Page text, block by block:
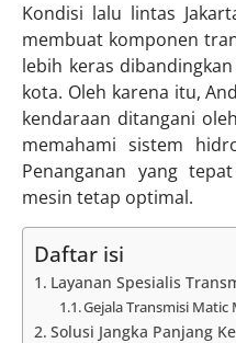
Kondisi lalu lintas
membuat komponen
lebih keras
kota. Oleh karena itu,
kendaraan ditangani
memahami sistem
Penanganan yang
mesin tetap optimal.
Daftar isi
Layanan Spesialis
Gejala Transmisi Matic
Solusi Jangka Panjang